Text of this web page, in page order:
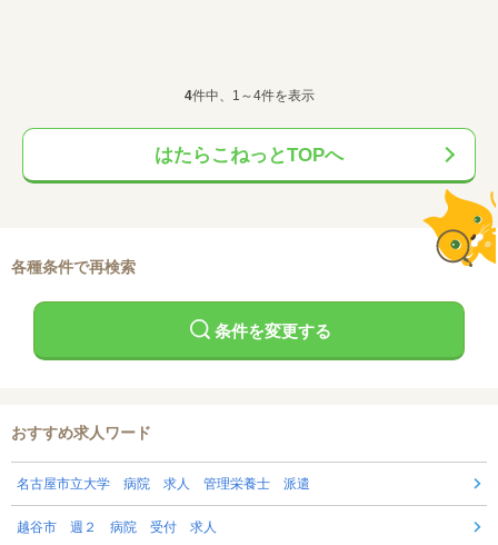
4件中、1～4件を表示
はたらこねっとTOPへ
各種条件で再検索
条件を変更する
おすすめ求人ワード
名古屋市立大学 病院 求人 管理栄養士 派遣
越谷市 週２ 病院 受付 求人